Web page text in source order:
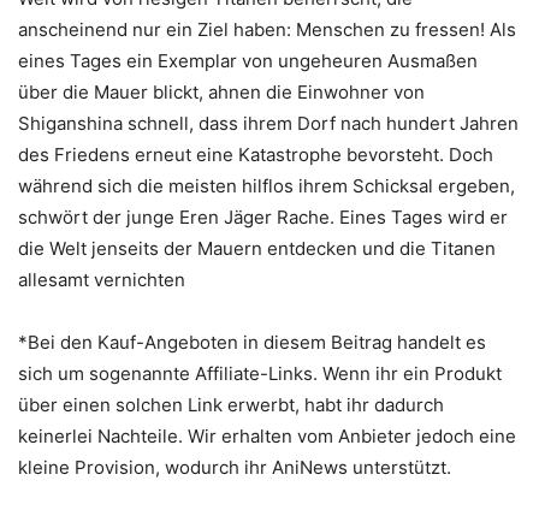
anscheinend nur ein Ziel haben: Menschen zu fressen! Als
eines Tages ein Exemplar von ungeheuren Ausmaßen
über die Mauer blickt, ahnen die Einwohner von
Shiganshina schnell, dass ihrem Dorf nach hundert Jahren
des Friedens erneut eine Katastrophe bevorsteht. Doch
während sich die meisten hilflos ihrem Schicksal ergeben,
schwört der junge Eren Jäger Rache. Eines Tages wird er
die Welt jenseits der Mauern entdecken und die Titanen
allesamt vernichten
*Bei den Kauf-Angeboten in diesem Beitrag handelt es
sich um sogenannte Affiliate-Links. Wenn ihr ein Produkt
über einen solchen Link erwerbt, habt ihr dadurch
keinerlei Nachteile. Wir erhalten vom Anbieter jedoch eine
kleine Provision, wodurch ihr AniNews unterstützt.